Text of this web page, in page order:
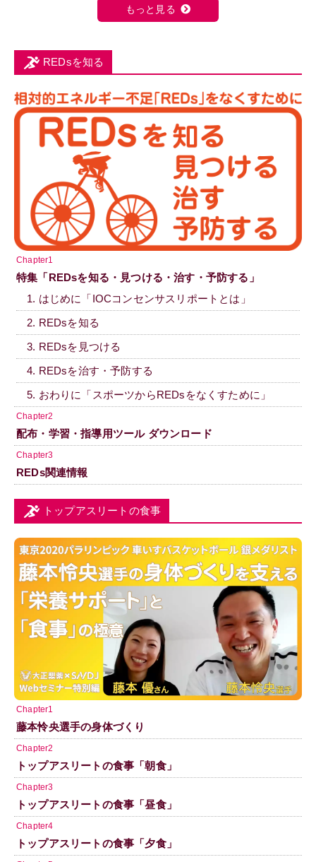
もっと見る
REDsを知る
Chapter1
特集「REDsを知る・見つける・治す・予防する」
1. はじめに「IOCコンセンサスリポートとは」
2. REDsを知る
3. REDsを見つける
4. REDsを治す・予防する
5. おわりに「スポーツからREDsをなくすために」
Chapter2
配布・学習・指導用ツール ダウンロード
Chapter3
REDs関連情報
トップアスリートの食事
Chapter1
藤本怜央選手の身体づくり
Chapter2
トップアスリートの食事「朝食」
Chapter3
トップアスリートの食事「昼食」
Chapter4
トップアスリートの食事「夕食」